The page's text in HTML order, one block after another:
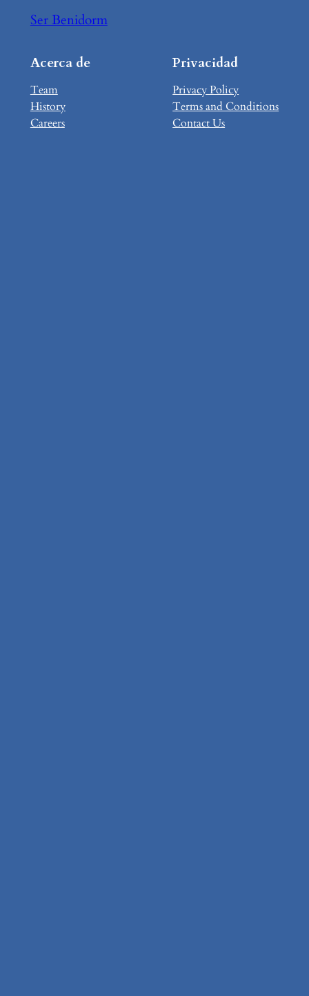
Ser Benidorm
Acerca de
Team
History
Careers
Privacidad
Privacy Policy
Terms and Conditions
Contact Us